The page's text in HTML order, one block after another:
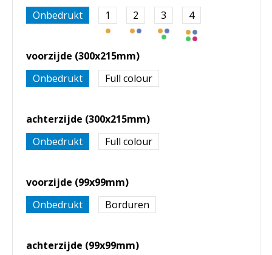
Onbedrukt
1 2 3 4
voorzijde (300x215mm)
Onbedrukt
Full colour
achterzijde (300x215mm)
Onbedrukt
Full colour
voorzijde (99x99mm)
Onbedrukt
Borduren
achterzijde (99x99mm)